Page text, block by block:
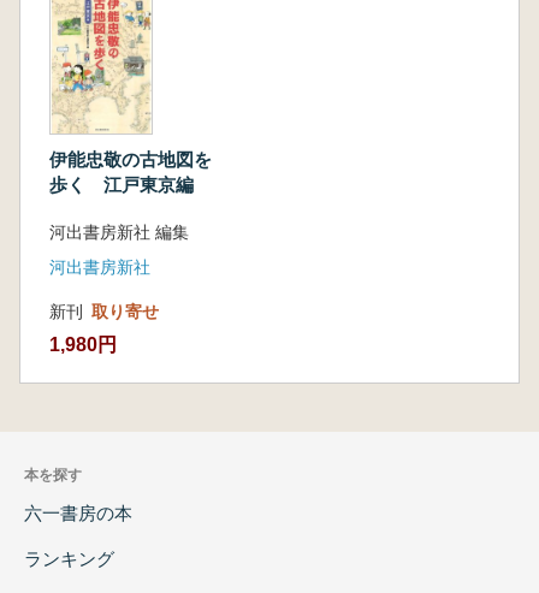
伊能忠敬の古地図を
歩く 江戸東京編
河出書房新社 編集
河出書房新社
新刊 取り寄せ
1,980円
本を探す
六一書房の本
ランキング